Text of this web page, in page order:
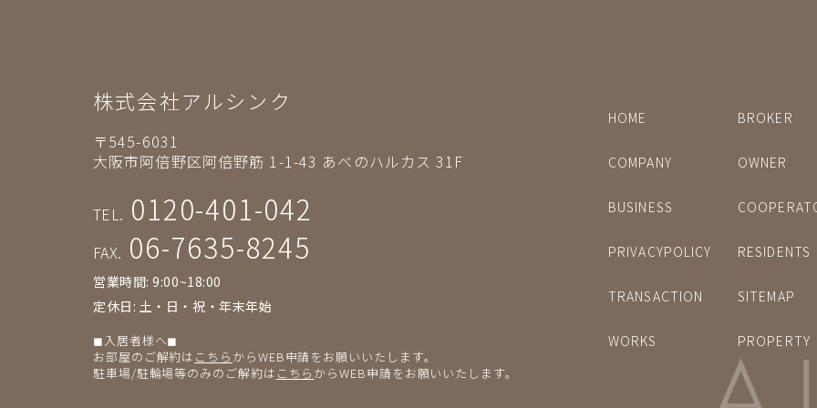
株式会社アルシンク
〒545-6031
大阪市阿倍野区阿倍野筋 1-1-43 あべのハルカス 31F
TEL. 0120-401-042
FAX. 06-7635-8245
営業時間: 9:00~18:00
定休日: 土・日・祝・年末年始
◼︎入居者様へ◼︎
お部屋のご解約は こちら からWEB申請をお願いいたします。
駐車場/駐輪場等のみのご解約は こちら からWEB申請をお願いいたします。
HOME BROKER
COMPANY OWNER
BUSINESS
PRIVACYPOLICY RESIDENTS
TRANSACTION SITEMAP
WORKS PROPERTY